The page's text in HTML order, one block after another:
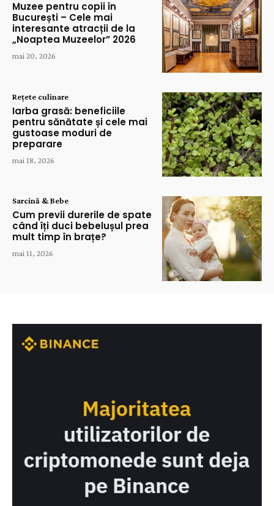
Muzee pentru copii în
București – Cele mai
interesante atracții de la
„Noaptea Muzeelor” 2026
mai 20, 2026
Rețete culinare
Iarba grasă: beneficiile
pentru sănătate și cele mai
gustoase moduri de
preparare
mai 18, 2026
Sarcină & Bebe
Cum previi durerile de spate
când îți duci bebelușul prea
mult timp în brațe?
mai 11, 2026